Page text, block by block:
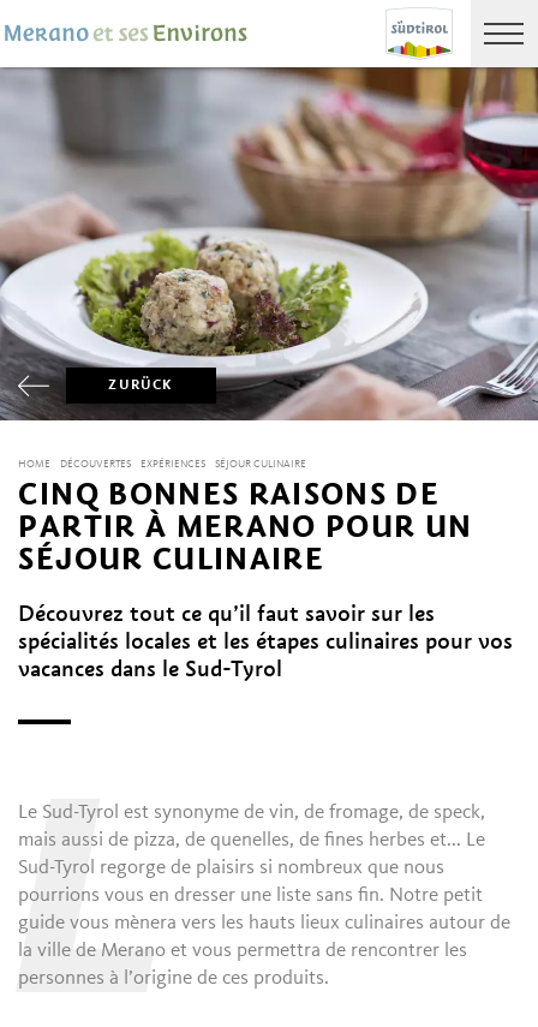
ZURÜCK
HOME DÉCOUVERTES EXPÉRIENCES SÉJOUR CULINAIRE
CINQ BONNES RAISONS DE
PARTIR À MERANO POUR UN
SÉJOUR CULINAIRE
Découvrez tout ce qu’il faut savoir sur les
spécialités locales et les étapes culinaires pour vos
vacances dans le Sud-Tyrol
L
Le Sud-Tyrol est synonyme de vin, de fromage, de speck,
mais aussi de pizza, de quenelles, de fines herbes et... Le
Sud-Tyrol regorge de plaisirs si nombreux que nous
pourrions vous en dresser une liste sans fin. Notre petit
guide vous mènera vers les hauts lieux culinaires autour de
la ville de Merano et vous permettra de rencontrer les
personnes à l’origine de ces produits.